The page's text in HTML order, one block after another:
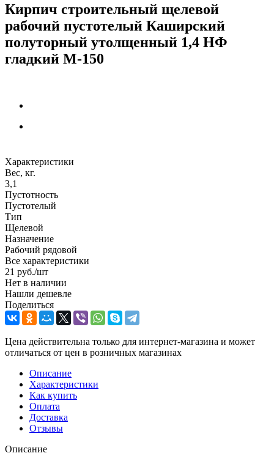
Кирпич строительный щелевой
рабочий пустотелый Каширский
полуторный утолщенный 1,4 НФ
гладкий М-150
Характеристики
Вес, кг.
3,1
Пустотность
Пустотелый
Тип
Щелевой
Назначение
Рабочий рядовой
Все характеристики
21 руб./шт
Нет в наличии
Нашли дешевле
Поделиться
Цена действительна только для интернет-магазина и может
отличаться от цен в розничных магазинах
Описание
Характеристики
Как купить
Оплата
Доставка
Отзывы
Описание